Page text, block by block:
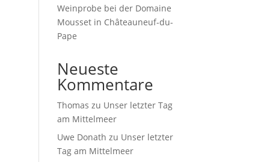
Weinprobe bei der Domaine
Mousset in Châteauneuf-du-
Pape
Neueste
Kommentare
Thomas zu Unser letzter Tag
am Mittelmeer
Uwe Donath zu Unser letzter
Tag am Mittelmeer